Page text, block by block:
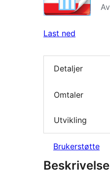
Av
Last ned
Detaljer
Omtaler
Utvikling
Brukerstøtte
Beskrivelse